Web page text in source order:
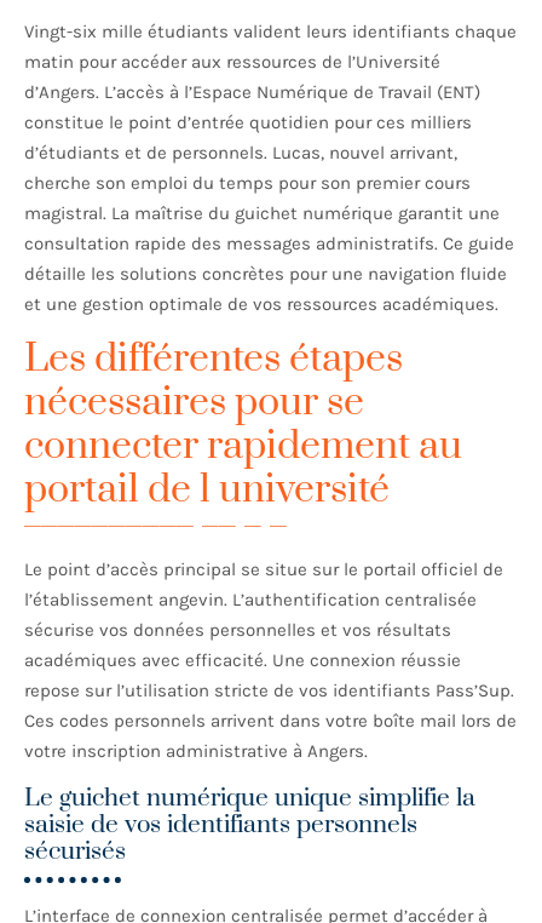
Vingt-six mille étudiants valident leurs identifiants chaque
matin pour accéder aux ressources de l’Université
d’Angers. L’accès à l’Espace Numérique de Travail (ENT)
constitue le point d’entrée quotidien pour ces milliers
d’étudiants et de personnels. Lucas, nouvel arrivant,
cherche son emploi du temps pour son premier cours
magistral. La maîtrise du guichet numérique garantit une
consultation rapide des messages administratifs. Ce guide
détaille les solutions concrètes pour une navigation fluide
et une gestion optimale de vos ressources académiques.
Les différentes étapes
nécessaires pour se
connecter rapidement au
portail de l université
Le point d’accès principal se situe sur le portail officiel de
l’établissement angevin. L’authentification centralisée
sécurise vos données personnelles et vos résultats
académiques avec efficacité. Une connexion réussie
repose sur l’utilisation stricte de vos identifiants Pass’Sup.
Ces codes personnels arrivent dans votre boîte mail lors de
votre inscription administrative à Angers.
Le guichet numérique unique simplifie la
saisie de vos identifiants personnels
sécurisés
L’interface de connexion centralisée permet d’accéder à